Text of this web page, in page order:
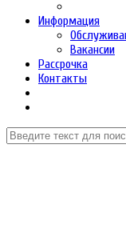
Информация
Вакансии
Рассрочка
Контакты